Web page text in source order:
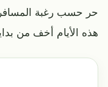
حر حسب رغبة
هذه الأيام أخف من